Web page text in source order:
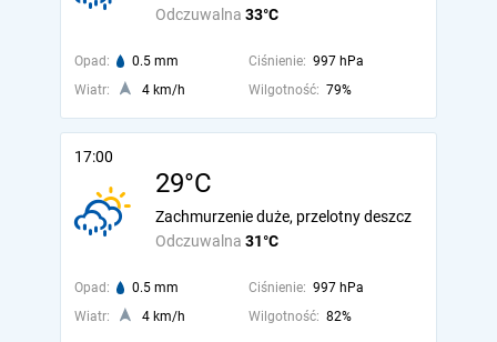
Odczuwalna 33°C
Opad: 0.5 mm Ciśnienie: 997 hPa
Wiatr:
4 km/h Wilgotność: 79%
17:00
29°C
Odczuwalna 31°C
Zachmurzenie duże, przelotny deszcz
Opad: 0.5 mm Ciśnienie: 997 hPa
Wiatr:
4 km/h Wilgotność: 82%